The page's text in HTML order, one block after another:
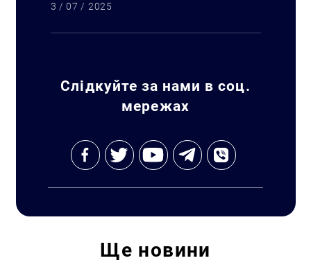
3 / 07 / 2025
Слідкуйте за нами в соц.
мережах
Ще новини